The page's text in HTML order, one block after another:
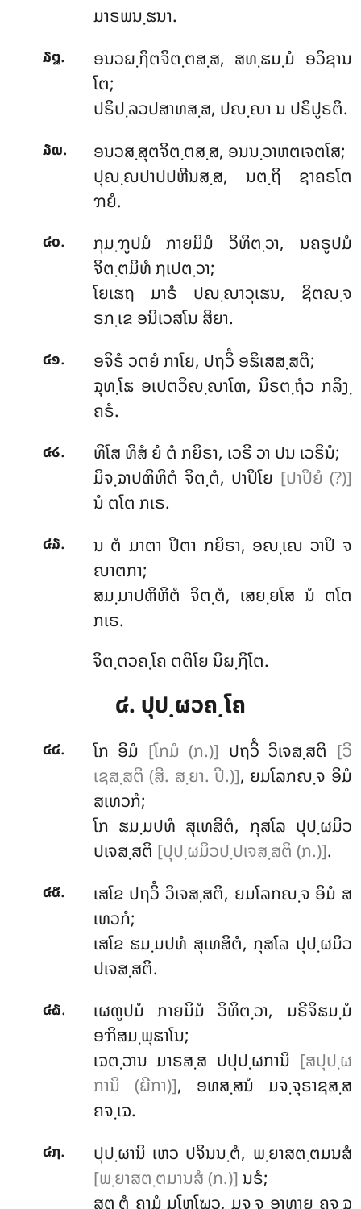
ມາຣພນ຺ຘນາ.
໓໘.
ອນວຏ຺ຐິຕຈິຕ຺ຕສ຺ສ, ສທ຺ຘມ຺ມໍ ອວິຊານ
ໂຕ;
ປຣິປ຺ລວປສາທສ຺ສ, ປຎ຺ຎາ ນ ປຣິປູຣຕິ.
໓໙.
ອນວສ຺ສຸຕຈິຕ຺ຕສ຺ສ, ອນນ຺ວາຫຕເຈຕໂສ;
ປຸຎ຺ຎປາປປຫີນສ຺ສ, ນຕ຺ຖິ ຊາຄຣໂຕ
ຠຍໍ.
໔໐.
ກຸມ຺ຠູປມໍ ກາຍມິມໍ ວິທິຕ຺ວາ, ນຄຣູປມໍ
ຈິຕ຺ຕມິທໍ ຐເປຕ຺ວາ;
ໂຍເຘຖ ມາຣໍ ປຎ຺ຎາວຸເຘນ, ຊິຕຎ຺ຈ
ຣກ຺ເຂ ອນິເວສໂນ ສິຍາ.
໔໑. ອຈິຣໍວຕຍໍ ກາໂຍ, ປຖວິໍ ອຘິເສສ຺ສຕິ;
ຉຸທ຺ໂຘ ອເປຕວິຎ຺ຎາໂຓ, ນິຣຕ຺ຖໍວ ກລິງ຺
ຄຣໍ.
໔໒.
ທິໂສ ທິສໍ ຍໍ ຕໍ ກຍິຣາ, ເວຣີ ວາ ປນ ເວຣິນໍ;
ມິຈ຺ຉາປຓິຫິຕໍ ຈິຕ຺ຕໍ, ປາປິໂຍ [ປາປິຍໍ (?)]
ນໍ ຕໂຕ ກເຣ.
໔໓.
ນ ຕໍ ມາຕາ ປິຕາ ກຍິຣາ, ອຎ຺ເຎ ວາປິ ຈ
ຎາຕກາ;
ສມ຺ມາປຓິຫິຕໍ ຈິຕ຺ຕໍ, ເສຍ຺ຍໂສ ນໍ ຕໂຕ
ກເຣ.
ຈິຕ຺ຕວຄ຺ໂຄ ຕຕິໂຍ ນິຏ຺ຐິໂຕ.
໔. ປຸປ຺ຜວຄ຺ໂຄ
໔໔. ໂກ ອິມໍ [ໂກມໍ (ກ.)] ປຖວິໍ ວິເຈສ຺ສຕິ [ວິ
ເຊສ຺ສຕິ (ສີ. ສ຺ຍາ. ປີ.)], ຍມໂລກຎ຺ຈ ອິມໍ
ສເທວກໍ;
ໂກ ຘມ຺ມປທໍ ສຸເທສິຕໍ, ກຸສໂລ ປຸປ຺ຜມິວ
ປເຈສ຺ສຕິ [ປຸປ຺ຜມິວປ຺ປເຈສ຺ສຕິ (ກ.)].
໔໕.
ເສໂຂ ປຖວິໍ ວິເຈສ຺ສຕິ, ຍມໂລກຎ຺ຈ ອິມໍ ສ
ເທວກໍ;
ເສໂຂ ຘມ຺ມປທໍ ສຸເທສິຕໍ, ກຸສໂລ ປຸປ຺ຜມິວ
ປເຈສ຺ສຕິ.
໔໖. ເຜຓູປມໍກາຍມິມໍ ວິທິຕ຺ວາ, ມຣີຈິຘມ຺ມໍ
ອຠິສມ຺ພຸຘາໂນ;
ເຉຕ຺ວານ ມາຣສ຺ສ ປປຸປ຺ຜການິ [ສປຸປ຺ຜ
ການິ (ຏີກາ)], ອທສ຺ສນໍ ມຈ຺ຈຸຣາຊສ຺ສ
ຄຈ຺ເຉ.
໔໗.
ປຸປ຺ຜານິ ເຫວ ປຈິນນ຺ຕໍ, ພ຺ຍາສຕ຺ຕມນສໍ
[ພ຺ຍາສຕ຺ຕມານສໍ (ກ.)]ນຣໍ;
ສຸຕ຺ຕໍ ຄາມໍ ມໂຫໂຆວ, ມຈ຺ຈຸ ອາທາຍ ຄຈ຺ຉ